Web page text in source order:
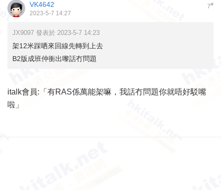
7#
VK4642
2023-5-7 14:27
JX9097 發表於 2023-5-7 14:23
架12米踩哂來回線先轉到上去
B2版成班仲衝出嚟話冇問題
italk會員:「有RAS係萬能架嘛，我話冇問題你就唔好駁嘴
啦」